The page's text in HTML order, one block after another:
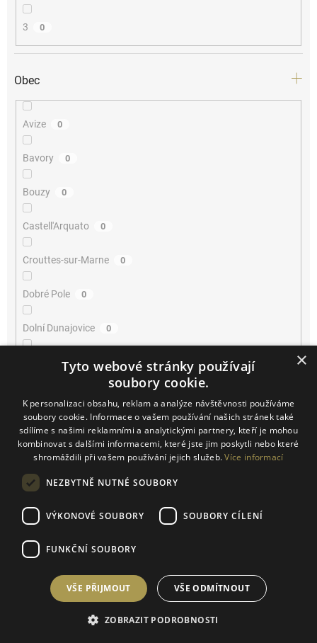
3 0
Obec
Avize 0
Bavory 0
Bouzy 0
Castell'Arquato 0
Crouttes-sur-Marne 0
Dobré Pole 0
Dolní Dunajovice 0
Dolní Kounice 0
Horní Bojanovice 0
Josefov
Kurdějov 0
×
Tyto webové stránky používají
soubory cookie.
K personalizaci obsahu, reklam a analýze návštěvnosti používáme
soubory cookie. Informace o vašem používání našich stránek také
sdílíme s našimi reklamními a analytickými partnery, kteří je mohou
kombinovat s dalšími informacemi, které jste jim poskytli nebo které
shromáždili při vašem používání jejich služeb.Více informací
NEZBYTNĚ NUTNÉ SOUBORY
VÝKONOVÉ SOUBORY SOUBORY CÍLENÍ
FUNKČNÍ SOUBORY
VŠE PŘIJMOUT VŠE ODMÍTNOUT
ZOBRAZIT PODROBNOSTI